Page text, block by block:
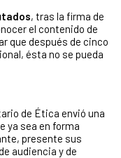
, tras la firma de
el contenido de
que después de cinco
ésta no se pueda
de Ética envió una
ya sea en forma
presente sus
audiencia y de